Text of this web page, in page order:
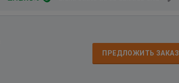
ПРЕДЛОЖИТЬ ЗАКАЗ